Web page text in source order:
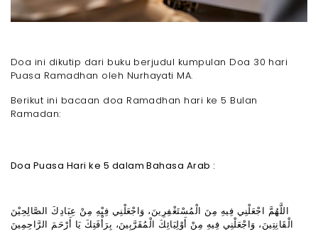
Doa ini dikutip dari buku berjudul kumpulan Doa 30 hari
Puasa Ramadhan oleh Nurhayati MA.
Berikut ini bacaan doa Ramadhan hari ke 5 Bulan
Ramadan:
Doa Puasa Hari ke 5 dalam Bahasa Arab :
اللَّهُمَّ اجْعَلْنِي فِيهِ مِنَ الْمُسْتَغْفِرِينَ، وَاجْعَلْنِي فِيْهِ مِنْ عِبَادِكَ الصَّالِحِيْنَ
الْقَانِتِينَ، وَاجْعَلْنِي فِيهِ مِنْ أَوْلِيَائِكَ الْمُقَرَّبِينَ، بِرَأْفَتِكَ يَا أَرْحَمَ الرَّاحِمِينَ